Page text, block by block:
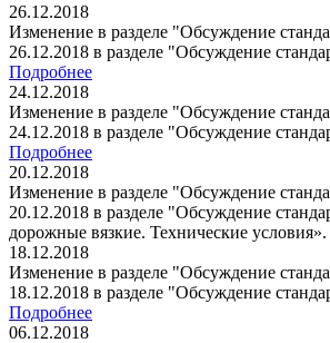
26.12.2018
Изменение в разделе "Обсуждение
26.12.2018 в разделе "Обсуждение
Подробнее
24.12.2018
Изменение в разделе "Обсуждение
24.12.2018 в разделе "Обсуждение
Подробнее
20.12.2018
Изменение в разделе "Обсуждение
20.12.2018 в разделе "Обсуждение
дорожные вязкие. Технические условия».
18.12.2018
Изменение в разделе "Обсуждение
18.12.2018 в разделе "Обсуждение
Подробнее
06.12.2018